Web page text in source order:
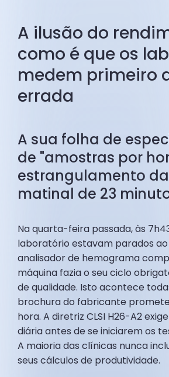
A ilusão do
como é que os
medem primeiro
errada
A sua folha de
de "amostras por
estrangulamento
matinal de 23
Na quarta-feira passada, às
laboratório estavam parados
analisador de hemograma
máquina fazia o seu ciclo
de qualidade. Isto acontece
brochura do fabricante
hora. A diretriz CLSI H26-A2
diária antes de se iniciarem os
A maioria das clínicas nunca
seus cálculos de produtividade.